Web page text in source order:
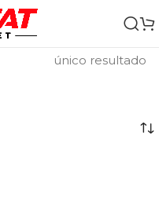
único resultado